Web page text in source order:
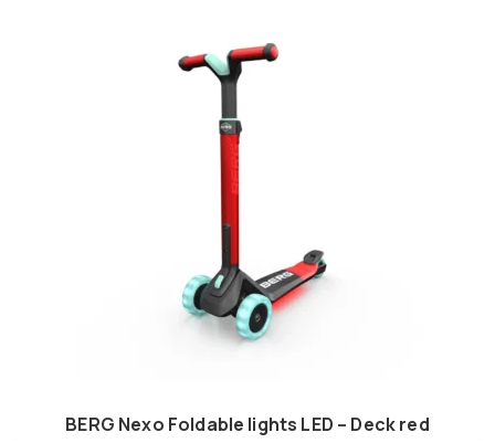
BERG Nexo Foldable lights LED – Deck red